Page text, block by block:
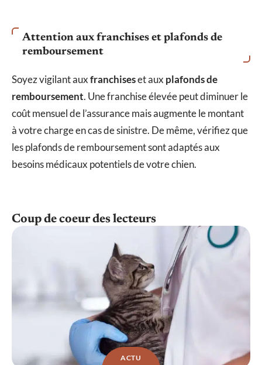
Attention aux franchises et plafonds de
remboursement
Soyez vigilant auxfranchiseset aux plafonds de
remboursement. Une franchise élevée peut diminuer le
coût mensuel de l’assurance mais augmente le montant
à votre charge en cas de sinistre. De même, vérifiez que
les plafonds de remboursement sont adaptés aux
besoins médicaux potentiels de votre chien.
Coup de coeur des lecteurs
ACTU